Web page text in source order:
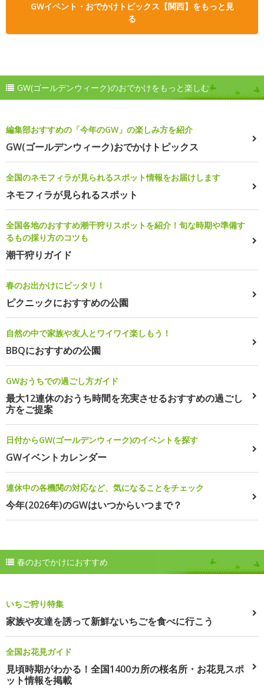
GWイベント・おでかけトピックス【関西】をもっと見
る
GW(ゴールデンウィーク)のおでかけをもっと楽しむ
編集部おすすめの「今年のGW」の楽しみ方を紹介
GW(ゴールデンウィーク)おでかけトピックス
全国のネモフィラが見られるスポット情報をお届けします
ネモフィラが見られるスポット
全国各地のおすすめ潮干狩りスポットを紹介！旬な時期や準備す
るもの採り方のコツも
潮干狩りガイド
春のお出かけにピッタリ！
ピクニックにおすすめの公園
自然の中で家族や友人とワイワイ楽しもう！
BBQにおすすめの公園
GWおうちでの過ごし方ガイド
最大12連休のおうち時間を充実させるおすすめの過ごし
方をご提案
日付からGW(ゴールデンウィーク)のイベントを探す
GWイベントカレンダー
連休中の各機関の対応など、気になることをチェック
今年(2026年)のGWはいつからいつまで？
春のおでかけにおすすめ
いちご狩り特集
家族や友達を誘って新鮮ないちごを食べに行こう
全国お花見ガイド
見頃時期がわかる！全国1400カ所の桜名所・お花見スポ
ット情報を掲載